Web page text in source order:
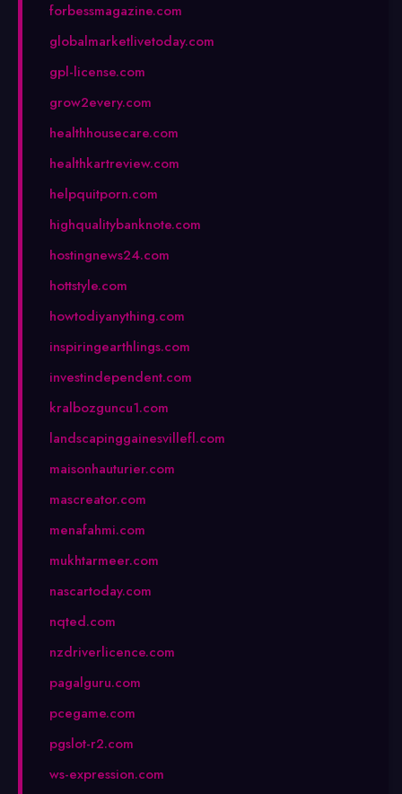
forbessmagazine.com
globalmarketlivetoday.com
gpl-license.com
grow2every.com
healthhousecare.com
healthkartreview.com
helpquitporn.com
highqualitybanknote.com
hostingnews24.com
hottstyle.com
howtodiyanything.com
inspiringearthlings.com
investindependent.com
kralbozguncu1.com
landscapinggainesvillefl.com
maisonhauturier.com
mascreator.com
menafahmi.com
mukhtarmeer.com
nascartoday.com
nqted.com
nzdriverlicence.com
pagalguru.com
pcegame.com
pgslot-r2.com
ws-expression.com